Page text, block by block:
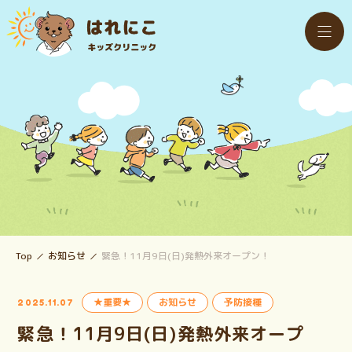
Top お知らせ 緊急！11月9日(日)発熱外来オープン！
2025.11.07 ★重要★ お知らせ 予防接種
緊急！11月9日(日)発熱外来オープ